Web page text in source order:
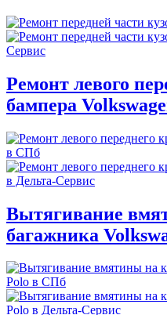
Ремонт левого
бампера
Вытягивание
багажника